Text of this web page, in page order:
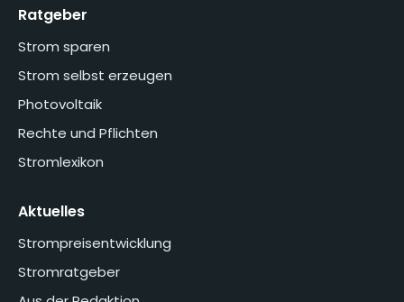
Ratgeber
Strom sparen
Strom selbst erzeugen
Photovoltaik
Rechte und Pflichten
Stromlexikon
Aktuelles
Strompreisentwicklung
Stromratgeber